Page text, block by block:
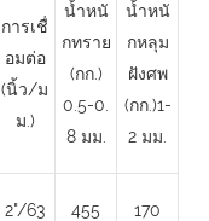
การเชื่
อมต่อ
(นิ้ว/ม
ม.)
น้ำหนั
กทราย
(กก.)
0.5-0.
8 มม.
น้ำหนั
กหลุม
ฝังศพ
(กก.)1-
2 มม.
2"/63 455 170